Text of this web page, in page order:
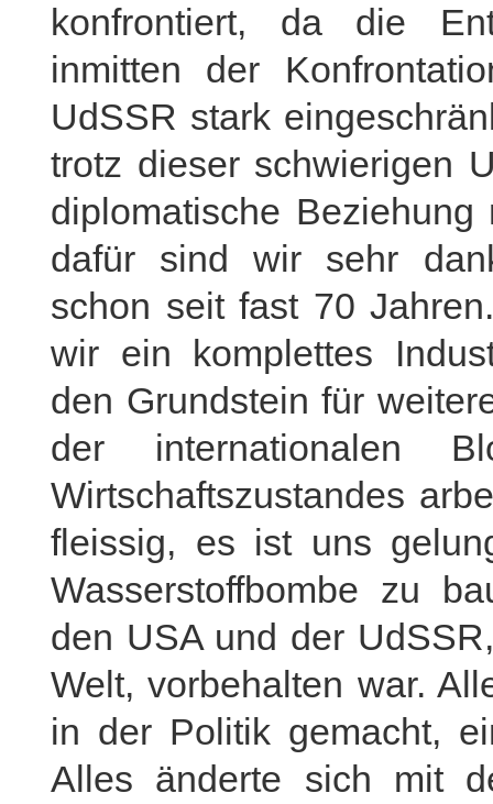
konfrontiert, da die
inmitten der
UdSSR stark
trotz dieser schwierigen
diplomatische
dafür sind wir sehr
schon seit fast 70
wir ein komplettes
den Grundstein für
der internationalen
Wirtschaftszustandes
fleissig, es ist uns
Wasserstoffbombe zu
den USA und der
Welt, vorbehalten war.
in der Politik gemacht,
Alles änderte sich mit